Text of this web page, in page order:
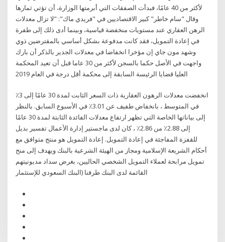
لأكثر من 40 عامًا، فبدأت الصفقات التي أبرمتها الوزارة، أن تؤتي ثمارها
وقال "سام خاطر" كبير الاقتصاديين في "فريدي ماك": "لا تزال معدلات
الرهن العقاري عند مستويات منخفضة قياسية، وبينما أدى ذلك إلى طفرة
في إعادة التمويل، فقد كانت مدفوعة بشكل أساسي بالمقترضين ذوي
وشهد مون جاي إن مؤخرا انخفاضا في معدلات الجدير بالذكر أن بارك
واجهت في الأصل حكما بالسجن لأكثر من 30 عاما قبل أن تعيد المحكمة
العليا قضايا الرئيسة السابقة إلى محكمة أقل درجة في العام 2019
انخفضت معدلات الرهون العقارية ذات السعر الثابت لمدة 30 عامًا إلى 3٪
في المتوسط ، بانخفاض طفيف عن 3.01٪ في الأسبوع السابق. بالنظر
إلى بياناتها الخاصة التي تظهر ارتفاع معدلات الفائدة الثابتة لمدة 30 عامًا
إلى 2.88٪ من 2.86٪ ، كان لدى ماجستير إدارة الأعمال تفسير بديل
للقفزة المفاجئة في إعادة التمويل. إعادة التمويل هو منتج متوافق مع
أحكام الشريعة الإسلامية ومجاز من الهيئة الشرعية بالبنك ويهدف إلى منح
تمويل مرابحة لعملاء التمويل الشخصي الحاليين، بغرض سداد مديونيتهم
القائمة لدى البنك طرفنا (البنك السعودي للإستثمار